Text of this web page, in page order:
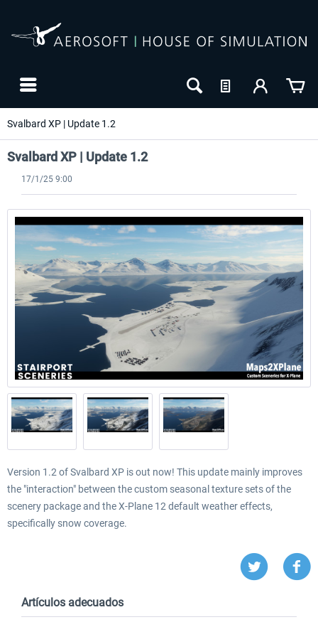
Svalbard XP | Update 1.2
Svalbard XP | Update 1.2
17/1/25 9:00
Version 1.2 of Svalbard XP is out now! This update mainly improves
the "interaction" between the custom seasonal texture sets of the
scenery package and the X-Plane 12 default weather effects,
specifically snow coverage.
Artículos adecuados